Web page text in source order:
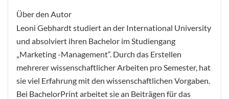
Über den Autor
Leoni Gebhardt studiert an der International University
und absolviert ihren Bachelor im Studiengang
„Marketing -Management“. Durch das Erstellen
mehrerer wissenschaftlicher Arbeiten pro Semester, hat
sie viel Erfahrung mit den wissenschaftlichen Vorgaben.
Bei BachelorPrint arbeitet sie an Beiträgen für das